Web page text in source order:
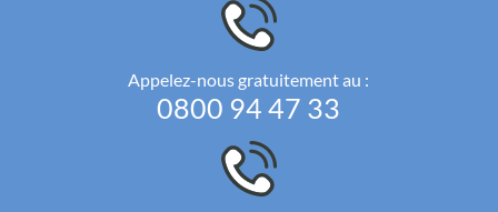
Appelez-nous gratuitement au :
0800 94 47 33